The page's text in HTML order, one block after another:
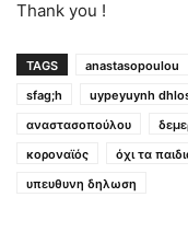
Thank you !
TAGS anastasopoulou
sfag;h
uypeyuynh
αναστασοπούλου
κοροναϊός
όχι τα
υπευθυνη δηλωση